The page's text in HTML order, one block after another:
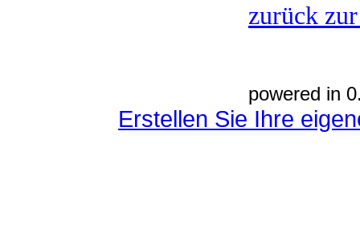
zurück
powered in
Erstellen Sie Ihre